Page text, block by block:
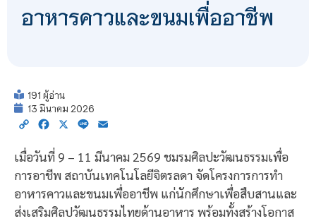
อาหารคาวและขนมเพื่ออาชีพ
191 ผู้อ่าน
13 มีนาคม 2026
Copy Facebook
X Line
เมื่อวันที่ 9 – 11 มีนาคม 2569 ชมรมศิลปะวัฒนธรรมเพื่อ
การอาชีพ สถาบันเทคโนโลยีจิตรลดา จัดโครงการการทำ
อาหารคาวและขนมเพื่ออาชีพ แก่นักศึกษาเพื่อสืบสานและ
ส่งเสริมศิลปวัฒนธรรมไทยด้านอาหาร พร้อมทั้งสร้างโอกาส